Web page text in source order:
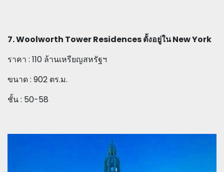
7. Woolworth Tower Residences ตั้งอยู่ใน New York
ราคา : 110 ล้านเหรียญสหรัฐฯ
ขนาด : 902 ตร.ม.
ชั้น : 50-58